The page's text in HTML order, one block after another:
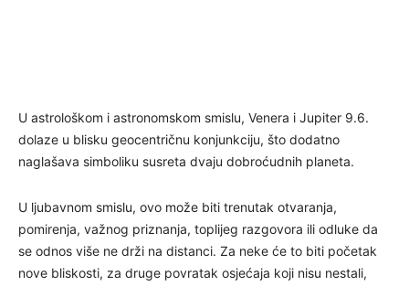
U astrološkom i astronomskom smislu, Venera i Jupiter 9.6.
dolaze u blisku geocentričnu konjunkciju, što dodatno
naglašava simboliku susreta dvaju dobroćudnih planeta.
U ljubavnom smislu, ovo može biti trenutak otvaranja,
pomirenja, važnog priznanja, toplijeg razgovora ili odluke da
se odnos više ne drži na distanci. Za neke će to biti početak
nove bliskosti, za druge povratak osjećaja koji nisu nestali,